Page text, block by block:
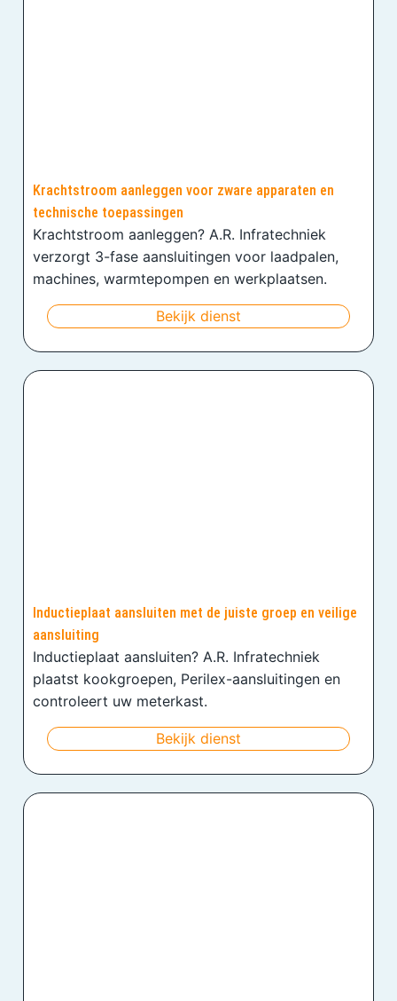
Krachtstroom aanleggen voor zware apparaten en
technische toepassingen
Krachtstroom aanleggen? A.R. Infratechniek
verzorgt 3-fase aansluitingen voor laadpalen,
machines, warmtepompen en werkplaatsen.
Bekijk dienst
Inductieplaat aansluiten met de juiste groep en veilige
aansluiting
Inductieplaat aansluiten? A.R. Infratechniek
plaatst kookgroepen, Perilex-aansluitingen en
controleert uw meterkast.
Bekijk dienst